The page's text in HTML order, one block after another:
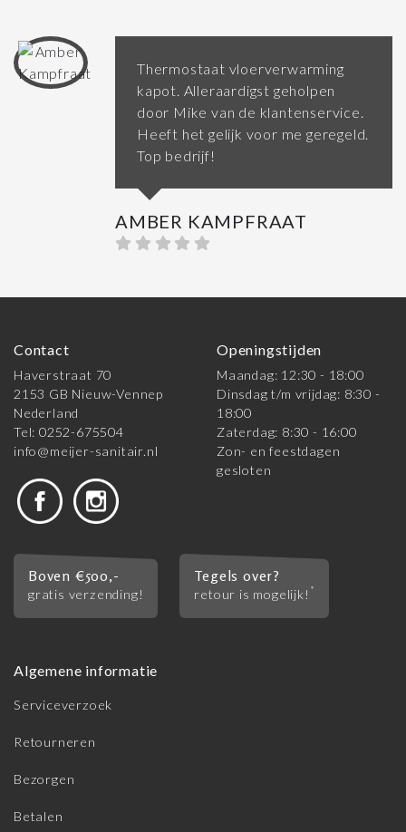
Thermostaat vloerverwarming
kapot. Alleraardigst geholpen
door Mike van de klantenservice.
Heeft het gelijk voor me geregeld.
Top bedrijf!
AMBER KAMPFRAAT
Contact
Haverstraat 70
2153 GB Nieuw-Vennep
Nederland
Tel: 0252-675504
info@meijer-sanitair.nl
Openingstijden
Maandag: 12:30 - 18:00
Dinsdag t/m vrijdag: 8:30 -
18:00
Zaterdag: 8:30 - 16:00
Zon- en feestdagen
gesloten
Boven €500,-
gratis verzending!
Tegels over?
retour is mogelijk! *
Algemene informatie
Serviceverzoek
Retourneren
Bezorgen
Betalen